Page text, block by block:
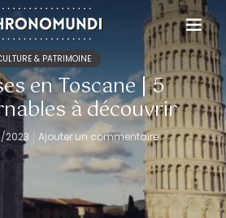
& PATRIMOINE
en Toscane | 5
à découvrir
2023 Ajouter un commentaire